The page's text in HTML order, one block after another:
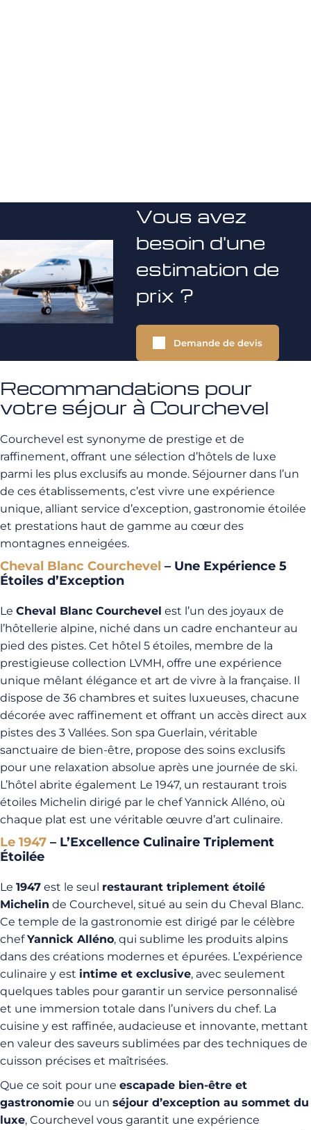
Vous avez
besoin d'une
estimation de
prix ?
Demande de devis
Recommandations pour
votre séjour à Courchevel
Courchevel est synonyme de prestige et de
raffinement, offrant une sélection d’hôtels de luxe
parmi les plus exclusifs au monde. Séjourner dans l’un
de ces établissements, c’est vivre une expérience
unique, alliant service d’exception, gastronomie étoilée
et prestations haut de gamme au cœur des
montagnes enneigées.
Cheval Blanc Courchevel – Une Expérience 5
Étoiles d’Exception
Le Cheval Blanc Courchevel est l’un des joyaux de
l’hôtellerie alpine, niché dans un cadre enchanteur au
pied des pistes. Cet hôtel 5 étoiles, membre de la
prestigieuse collection LVMH, offre une expérience
unique mêlant élégance et art de vivre à la française. Il
dispose de 36 chambres et suites luxueuses, chacune
décorée avec raffinement et offrant un accès direct aux
pistes des 3 Vallées. Son spa Guerlain, véritable
sanctuaire de bien-être, propose des soins exclusifs
pour une relaxation absolue après une journée de ski.
L’hôtel abrite également Le 1947, un restaurant trois
étoiles Michelin dirigé par le chef Yannick Alléno, où
chaque plat est une véritable œuvre d’art culinaire.
Le 1947 – L’Excellence Culinaire Triplement
Étoilée
Le 1947 est le seul restaurant triplement étoilé
Michelin de Courchevel, situé au sein du Cheval Blanc.
Ce temple de la gastronomie est dirigé par le célèbre
chefYannick Alléno, qui sublime les produits alpins
dans des créations modernes et épurées. L’expérience
culinaire y est intime et exclusive, avec seulement
quelques tables pour garantir un service personnalisé
et une immersion totale dans l’univers du chef. La
cuisine y est raffinée, audacieuse et innovante, mettant
en valeur des saveurs sublimées par des techniques de
cuisson précises et maîtrisées.
Que ce soit pour une escapade bien-être et
gastronomie ou un séjour d’exception au sommet du
luxe, Courchevel vous garantit une expérience